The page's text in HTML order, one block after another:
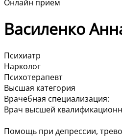
Онлайн прием
Василенко
Психиатр
Нарколог
Психотерапевт
Высшая категория
Врачебная специализация:
Врач высшей
Помощь при депрессии,